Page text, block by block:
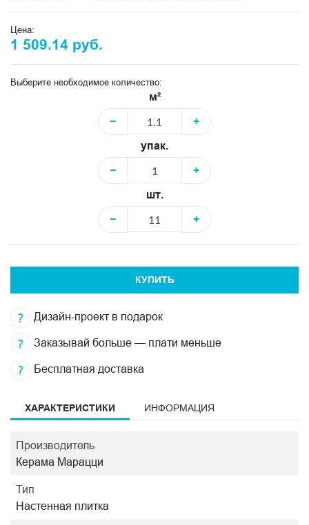
Цена:
1 509.14 руб.
Выберите необходимое количество:
м²
−
+
упак.
−
+
шт.
−
+
КУПИТЬ
Дизайн-проект в подарок
Заказывай больше — плати меньше
Бесплатная доставка
ХАРАКТЕРИСТИКИ ИНФОРМАЦИЯ
Производитель
Керама Марацци
Тип
Настенная плитка